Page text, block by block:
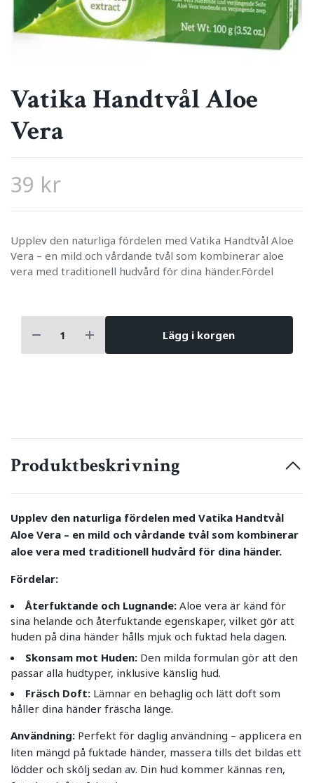
Vatika Handtvål Aloe
Vera
39 kr
Upplev den naturliga fördelen med Vatika Handtvål Aloe
Vera – en mild och vårdande tvål som kombinerar aloe
vera med traditionell hudvård för dina händer.Fördel
Lägg i korgen
Produktbeskrivning
Upplev den naturliga fördelen med Vatika Handtvål
Aloe Vera – en mild och vårdande tvål som kombinerar
aloe vera med traditionell hudvård för dina händer.
Fördelar:
Återfuktande och Lugnande: Aloe vera är känd för
sina helande och återfuktande egenskaper, vilket gör att
huden på dina händer hålls mjuk och fuktad hela dagen.
Skonsam mot Huden: Den milda formulan gör att den
passar alla hudtyper, inklusive känslig hud.
Fräsch Doft: Lämnar en behaglig och lätt doft som
håller dina händer fräscha länge.
Användning: Perfekt för daglig användning – applicera en
liten mängd på fuktade händer, massera tills det bildas ett
lödder och skölj sedan av. Din hud kommer kännas ren,